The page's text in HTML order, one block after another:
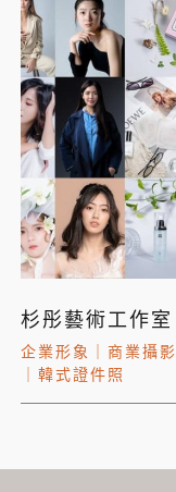
杉彤藝術工作室
企業形象 商業攝影
韓式證件照